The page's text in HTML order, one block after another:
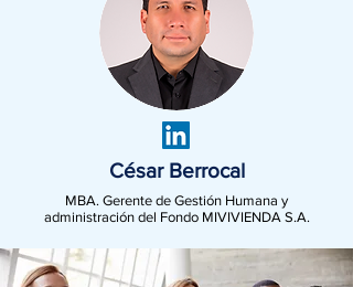
César Berrocal
MBA. Gerente de Gestión Humana y
administración del Fondo MIVIVIENDA S.A.